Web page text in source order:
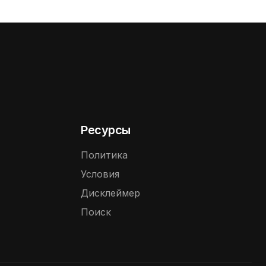
Ресурсы
Политика
Условия
Дисклеймер
Поиск